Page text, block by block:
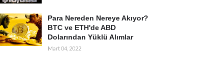
Para Nereden Nereye Akıyor?
BTC ve ETH'de ABD
Dolarından Yüklü Alımlar
Mart 04, 2022